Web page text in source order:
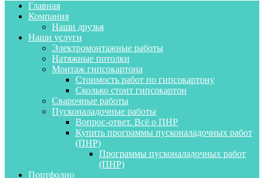
Главная
Компания
Наши друзья
Наши услуги
Электромонтажные работы
Натяжные потолки
Монтаж гипсокартона
Стоимость работ по гипсокартону
Сколько стоит гипсокартон
Сварочные работы
Пусконаладочные работы
Вопрос-ответ. Всё о ПНР
Купить программы пусконаладочных работ
(ПНР)
Программы пусконаладочных работ
(ПНР)
Портфолио